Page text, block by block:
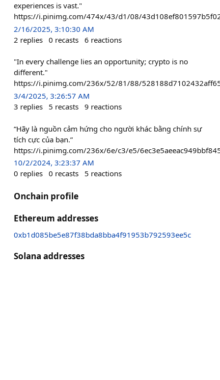
experiences is vast."
https://i.pinimg.com/474x/43/d1/08/
2/16/2025, 3:10:30 AM
2 replies 0 recasts 6 reactions
"In every challenge lies an opportunity; crypto is no
different."
https://i.pinimg.com/236x/52/81/88/
3/4/2025, 3:26:57 AM
3 replies 5 recasts 9 reactions
“Hãy là nguồn cảm hứng cho người khác bằng chính sự
tích cực của bạn.”
https://i.pinimg.com/236x/6e/c3/e5/
10/2/2024, 3:23:37 AM
0 replies 0 recasts 5 reactions
Onchain profile
Ethereum addresses
0xb1d085be5e87f38bda8bba4f91953b792593ee5c
Solana addresses